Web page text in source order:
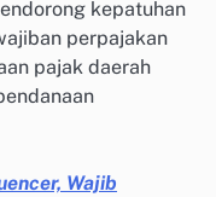
kepatuhan
perpajakan
pajak daerah
Wajib